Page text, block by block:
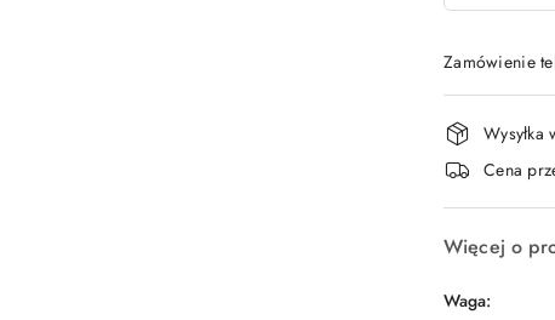
Zamówienie
i
dostawa
Wysyłka
Cena
Więcej o
Waga: